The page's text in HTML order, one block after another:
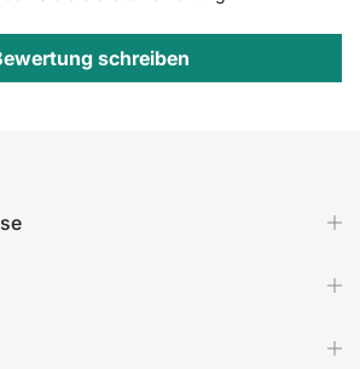
schreiben